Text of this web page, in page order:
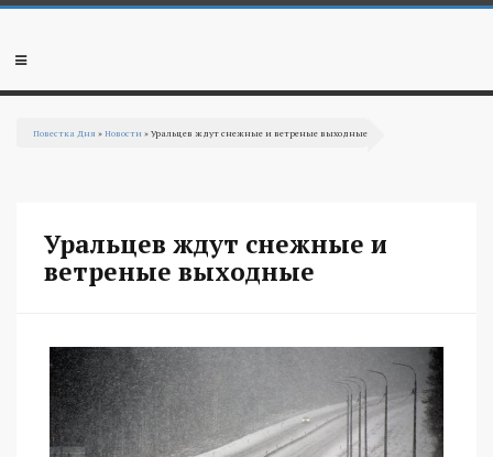
Перейти к основному содержанию
Мобильное
Повестка Дня »Новости » Уральцев ждут снежные и ветреные выходные
Уральцев ждут снежные и
ветреные выходные